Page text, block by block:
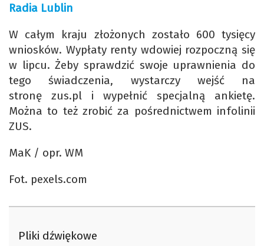
Radia Lublin
W całym kraju złożonych zostało 600 tysięcy
wniosków. Wypłaty renty wdowiej rozpoczną się
w lipcu. Żeby sprawdzić swoje uprawnienia do
tego świadczenia, wystarczy wejść na
stronę zus.pl i wypełnić specjalną ankietę.
Można to też zrobić za pośrednictwem infolinii
ZUS.
MaK / opr. WM
Fot. pexels.com
Pliki dźwiękowe